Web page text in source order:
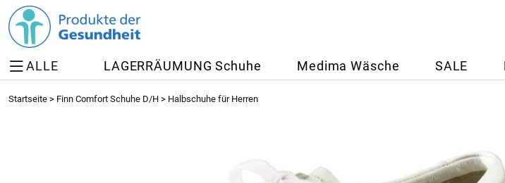
ALLE LAGERRÄUMUNG Schuhe Medima Wäsche SALE
Startseite > Finn Comfort Schuhe D/H > Halbschuhe für Herren